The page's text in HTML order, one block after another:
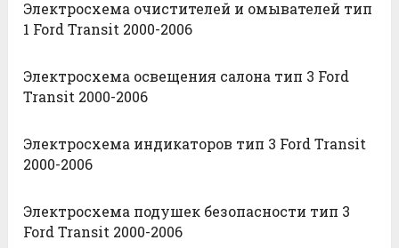
Электросхема очистителей и омывателей тип
1 Ford Transit 2000-2006
Электросхема освещения салона тип 3 Ford
Transit 2000-2006
Электросхема индикаторов тип 3 Ford Transit
2000-2006
Электросхема подушек безопасности тип 3
Ford Transit 2000-2006